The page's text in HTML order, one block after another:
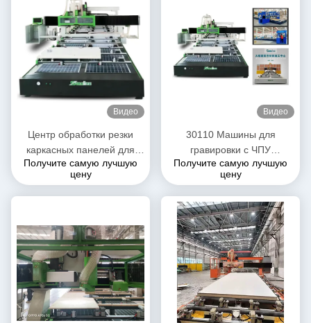
Видео
Центр обработки резки
каркасных панелей для
холодовых автомобилей
Получите самую лучшую
цену
Видео
30110 Машины для
гравировки с ЧПУ
холодильные грузовики
Автомобильные кузовные
композитные платы
Получите самую лучшую
цену